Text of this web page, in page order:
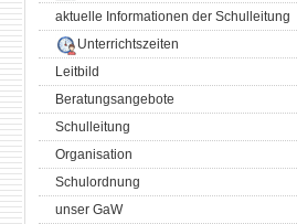
aktuelle Informationen der Schulleitung
Unterrichtszeiten
Leitbild
Beratungsangebote
Schulleitung
Organisation
Schulordnung
unser GaW